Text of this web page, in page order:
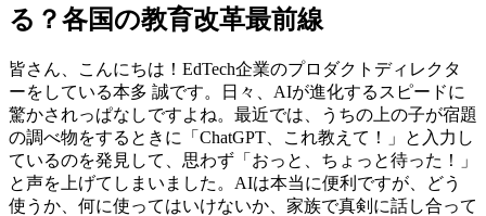
る？各国の教育改革最前線
皆さん、こんにちは！EdTech企業のプロダクトディレクタ
ーをしている本多 誠です。日々、AIが進化するスピードに
驚かされっぱなしですよね。最近では、うちの上の子が宿題
の調べ物をするときに「ChatGPT、これ教えて！」と入力し
ているのを発見して、思わず「おっと、ちょっと待った！」
と声を上げてしまいました。AIは本当に便利ですが、どう
使うか、何に使ってはいけないか、家族で真剣に話し合って